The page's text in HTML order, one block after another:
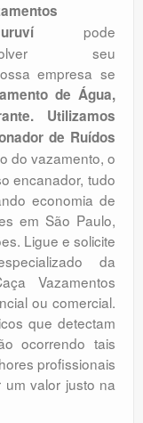
pode
seu
empresa se
de Água,
Utilizamos
de Ruídos
do vazamento, o
encanador, tudo
economia de
em São Paulo,
Ligue e solicite
da
Vazamentos
ou comercial.
que detectam
ocorrendo tais
profissionais
valor justo na